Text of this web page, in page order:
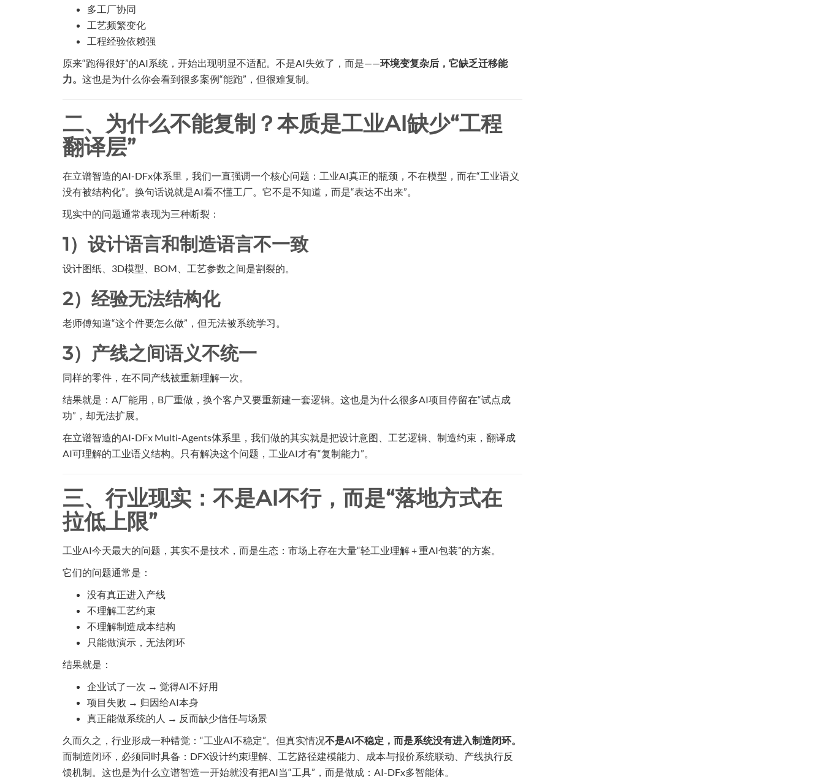
多工厂协同
工艺频繁变化
工程经验依赖强
原来“跑得很好”的AI系统，开始出现明显不适配。不是AI失效了，而是——环境变复杂后，它缺乏迁移能
力。 这也是为什么你会看到很多案例“能跑”，但很难复制。
二、为什么不能复制？本质是工业AI缺少“工程
翻译层”
在立谱智造的AI-DFx体系里，我们一直强调一个核心问题：工业AI真正的瓶颈，不在模型，而在“工业语义
没有被结构化”。换句话说就是AI看不懂工厂。它不是不知道，而是“表达不出来”。
现实中的问题通常表现为三种断裂：
1）设计语言和制造语言不一致
设计图纸、3D模型、BOM、工艺参数之间是割裂的。
2）经验无法结构化
老师傅知道“这个件要怎么做”，但无法被系统学习。
3）产线之间语义不统一
同样的零件，在不同产线被重新理解一次。
结果就是：A厂能用，B厂重做，换个客户又要重新建一套逻辑。这也是为什么很多AI项目停留在“试点成
功”，却无法扩展。
在立谱智造的AI-DFx Multi-Agents体系里，我们做的其实就是把设计意图、工艺逻辑、制造约束，翻译成
AI可理解的工业语义结构。只有解决这个问题，工业AI才有“复制能力”。
三、行业现实：不是AI不行，而是“落地方式在
拉低上限”
工业AI今天最大的问题，其实不是技术，而是生态：市场上存在大量“轻工业理解 + 重AI包装”的方案。
它们的问题通常是：
没有真正进入产线
不理解工艺约束
不理解制造成本结构
只能做演示，无法闭环
结果就是：
企业试了一次 → 觉得AI不好用
项目失败 → 归因给AI本身
真正能做系统的人 → 反而缺少信任与场景
久而久之，行业形成一种错觉：“工业AI不稳定”。但真实情况不是AI不稳定，而是系统没有进入制造闭环。
而制造闭环，必须同时具备：DFX设计约束理解、工艺路径建模能力、成本与报价系统联动、产线执行反
馈机制。这也是为什么立谱智造一开始就没有把AI当“工具”，而是做成：AI-DFx多智能体。